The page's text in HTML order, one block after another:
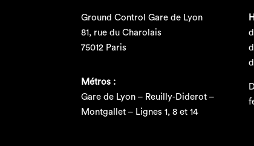
Ground Control Gare de Lyon
81, rue du Charolais
75012 Paris
Métros :
Gare de Lyon – Reuilly-Diderot –
Montgallet – Lignes 1, 8 et 14